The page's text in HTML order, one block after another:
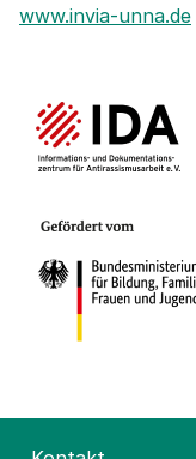
www.invia-unna.de